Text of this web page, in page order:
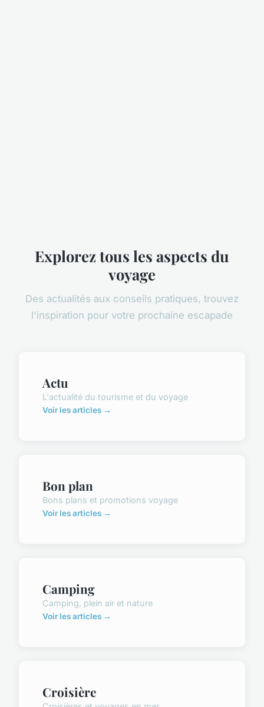
Explorez tous les aspects du
voyage
Des actualités aux conseils pratiques, trouvez
l'inspiration pour votre prochaine escapade
Actu
L'actualité du tourisme et du voyage
Voir les articles →
Bon plan
Bons plans et promotions voyage
Voir les articles →
Camping
Camping, plein air et nature
Voir les articles →
Croisière